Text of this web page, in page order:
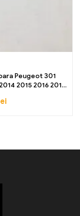
Peugeot 301
2015 2016 2017